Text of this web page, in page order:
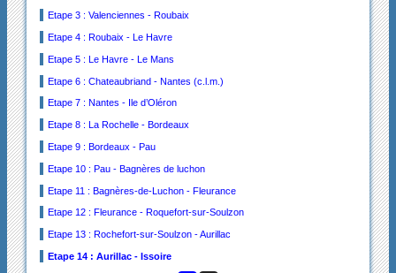
Etape 3 : Valenciennes - Roubaix
Etape 4 : Roubaix - Le Havre
Etape 5 : Le Havre - Le Mans
Etape 6 : Chateaubriand - Nantes (c.l.m.)
Etape 7 : Nantes - Ile d’Oléron
Etape 8 : La Rochelle - Bordeaux
Etape 9 : Bordeaux - Pau
Etape 10 : Pau - Bagnères de luchon
Etape 11 : Bagnères-de-Luchon - Fleurance
Etape 12 : Fleurance - Roquefort-sur-Soulzon
Etape 13 : Rochefort-sur-Soulzon - Aurillac
Etape 14 : Aurillac - Issoire